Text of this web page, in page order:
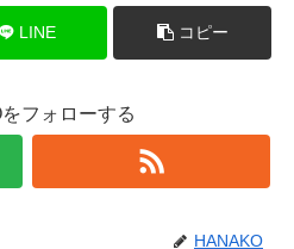
LINE コピー
フォローする
HANAKO